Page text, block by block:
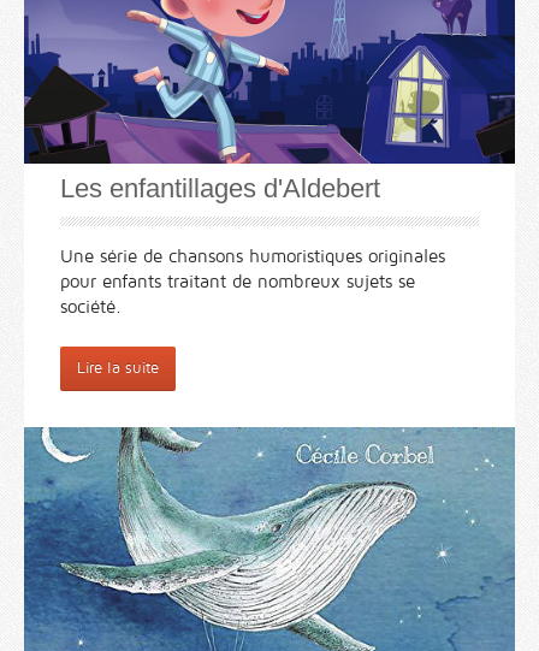
Les enfantillages d'Aldebert
Une série de chansons humoristiques originales
pour enfants traitant de nombreux sujets se
société.
Lire la suite